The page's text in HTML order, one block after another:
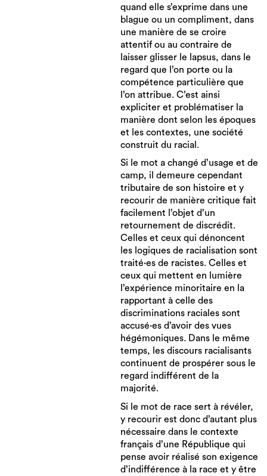
quand elle s’exprime dans une
blague ou un compliment, dans
une manière de se croire
attentif ou au contraire de
laisser glisser le lapsus, dans le
regard que l’on porte ou la
compétence particulière que
l’on attribue. C’est ainsi
expliciter et problématiser la
manière dont selon les époques
et les contextes, une société
construit du racial.
Si le mot a changé d’usage et de
camp, il demeure cependant
tributaire de son histoire et y
recourir de manière critique fait
facilement l’objet d’un
retournement de discrédit.
Celles et ceux qui dénoncent
les logiques de racialisation sont
traité·es de racistes. Celles et
ceux qui mettent en lumière
l’expérience minoritaire en la
rapportant à celle des
discriminations raciales sont
accusé·es d’avoir des vues
hégémoniques. Dans le même
temps, les discours racialisants
continuent de prospérer sous le
regard indifférent de la
majorité.
Si le mot de race sert à révéler,
y recourir est donc d’autant plus
nécessaire dans le contexte
français d’une République qui
pense avoir réalisé son exigence
d’indifférence à la race et y être